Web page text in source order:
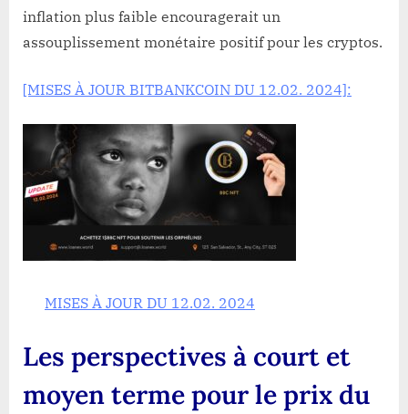
inflation plus faible encouragerait un
assouplissement monétaire positif pour les cryptos.
[MISES À JOUR BITBANKCOIN DU 12.02. 2024]:
MISES À JOUR DU 12.02. 2024
Les perspectives à court et
moyen terme pour le prix du